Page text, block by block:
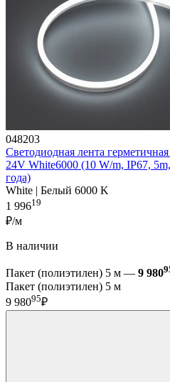
048203
Светодиодная лента
24V White6000 (10 W/m, IP67,
года)
White | Белый 6000 K
1 99619
₽/м
В наличии
Пакет (полиэтилен) 5 м — 9 980
Пакет (полиэтилен) 5 м
9 98095₽